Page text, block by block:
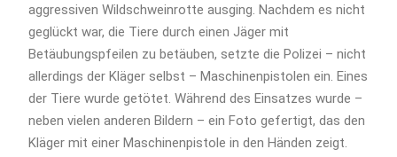
aggressiven Wildschweinrotte ausging. Nachdem es nicht
geglückt war, die Tiere durch einen Jäger mit
Betäubungspfeilen zu betäuben, setzte die Polizei – nicht
allerdings der Kläger selbst – Maschinenpistolen ein. Eines
der Tiere wurde getötet. Während des Einsatzes wurde –
neben vielen anderen Bildern – ein Foto gefertigt, das den
Kläger mit einer Maschinenpistole in den Händen zeigt.